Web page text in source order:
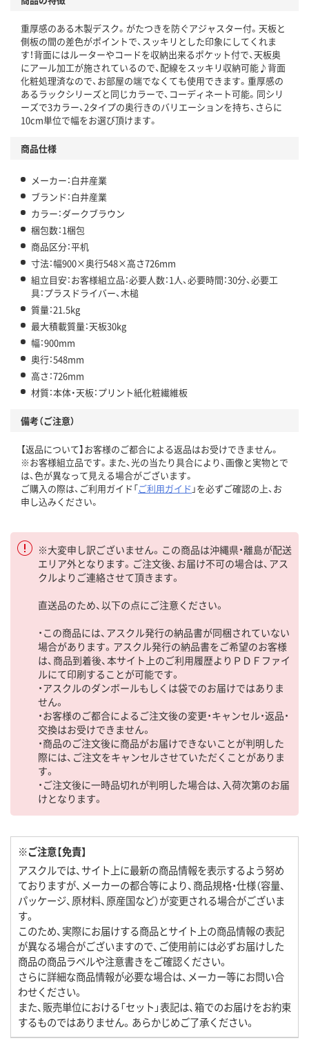
重厚感のある木製デスク。がたつきを防ぐアジャスター付。天板と
側板の間の差色がポイントで、スッキリとした印象にしてくれま
す！背面にはルーターやコードを収納出来るポケット付で、天板奥
にアール加工が施されているので、配線をスッキリ収納可能♪背面
化粧処理済なので、お部屋の端でなくても使用できます。重厚感の
あるラックシリーズと同じカラーで、コーディネート可能。同シリ
ーズで3カラー、2タイプの奥行きのバリエーションを持ち、さらに
10cm単位で幅をお選び頂けます。
商品仕様
メーカー：白井産業
ブランド：白井産業
カラー：ダークブラウン
梱包数：1梱包
商品区分：平机
寸法：幅900×奥行548×高さ726mm
組立目安：お客様組立品：必要人数：1人、必要時間：30分、必要工
具：プラスドライバー、木槌
質量：21.5kg
最大積載質量：天板30kg
幅：900mm
奥行：548mm
高さ：726mm
材質：本体・天板：プリント紙化粧繊維板
備考（ご注意）
【返品について】お客様のご都合による返品はお受けできません。
※お客様組立品です。また、光の当たり具合により、画像と実物とで
は、色が異なって見える場合がございます。
ご購入の際は、ご利用ガイド「ご利用ガイド 」を必ずご確認の上、お
申し込みください。
※大変申し訳ございません。この商品は沖縄県・離島が配送
エリア外となります。ご注文後、お届け不可の場合は、アス
クルよりご連絡させて頂きます。
直送品のため、以下の点にご注意ください。
・この商品には、アスクル発行の納品書が同梱されていない
場合があります。アスクル発行の納品書をご希望のお客様
は、商品到着後、本サイト上のご利用履歴よりＰＤＦファイ
ルにて印刷することが可能です。
・アスクルのダンボールもしくは袋でのお届けではありま
せん。
・お客様のご都合によるご注文後の変更・キャンセル・返品・
交換はお受けできません。
・商品のご注文後に商品がお届けできないことが判明した
際には、ご注文をキャンセルさせていただくことがありま
す。
・ご注文後に一時品切れが判明した場合は、入荷次第のお届
けとなります。
※ご注意【免責】
アスクルでは、サイト上に最新の商品情報を表示するよう努め
ておりますが、メーカーの都合等により、商品規格・仕様（容量、
パッケージ、原材料、原産国など）が変更される場合がございま
す。
このため、実際にお届けする商品とサイト上の商品情報の表記
が異なる場合がございますので、ご使用前には必ずお届けした
商品の商品ラベルや注意書きをご確認ください。
さらに詳細な商品情報が必要な場合は、メーカー等にお問い合
わせください。
また、販売単位における「セット」表記は、箱でのお届けをお約束
するものではありません。あらかじめご了承ください。